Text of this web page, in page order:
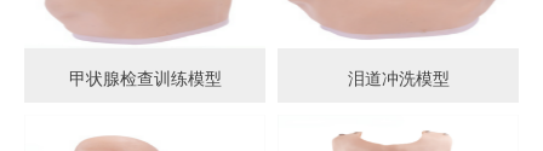
甲状腺检查训练模型 泪道冲洗模型